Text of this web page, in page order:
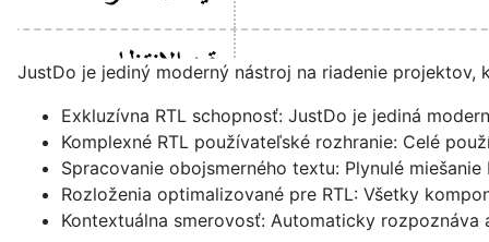
JustDo je jediný moderný nástroj na riadenie
Exkluzívna RTL schopnosť: JustDo je jediná
Komplexné RTL používateľské rozhranie: Celé
Spracovanie obojsmerného textu: Plynulé
Rozloženia optimalizované pre RTL: Všetky
Kontextuálna smerovosť: Automaticky